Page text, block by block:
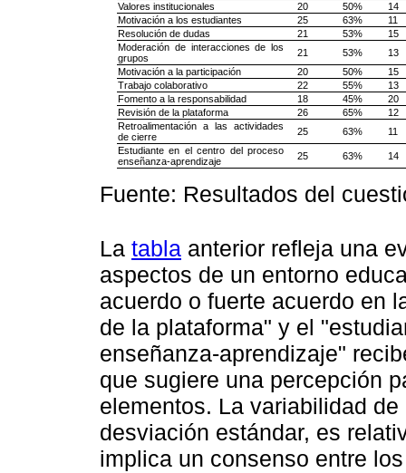
Valores institucionales
20 50%
14
Motivación a los estudiantes
25 63%
11
Resolución de dudas
21 53%
15
Moderación de interacciones de los
grupos
21 53%
13
Motivación a la participación
20 50%
15
Trabajo colaborativo
22 55%
13
Fomento a la responsabilidad
18 45%
20
Revisión de la plataforma
26 65%
12
Retroalimentación a las actividades
de cierre
25 63%
11
Estudiante en el centro del proceso
enseñanza-aprendizaje
25 63% 14
Fuente: Resultados del
La tabla anterior refleja una
aspectos de un entorno
acuerdo o fuerte acuerdo en
de la plataforma" y el
enseñanza-aprendizaje"
que sugiere una percepción
elementos. La variabilidad
desviación estándar, es
implica un consenso entre